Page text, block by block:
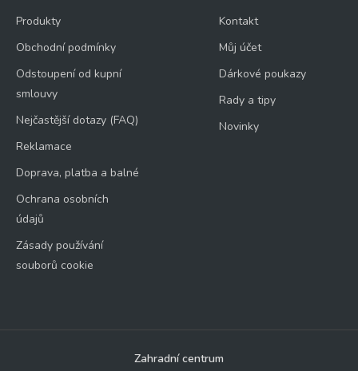
Produkty
Obchodní podmínky
Odstoupení od kupní
smlouvy
Nejčastější dotazy (FAQ)
Reklamace
Doprava, platba a balné
Ochrana osobních
údajů
Zásady používání
souborů cookie
Kontakt
Můj účet
Dárkové poukazy
Rady a tipy
Novinky
Zahradní centrum